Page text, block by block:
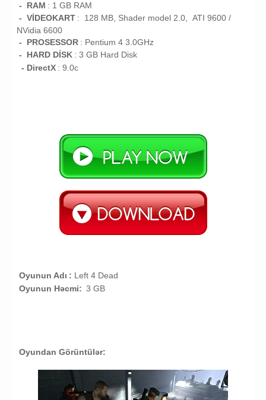
- RAM : 1 GB RAM
- VİDEOKART :
128 MB, Shader model 2.0, ATI 9600 /
NVidia 6600
- PROSESSOR : Pentium 4 3.0GHz
- HARD DİSK : 3 GB Hard Disk
- DirectX : 9.0c
Oyunun Adı : Left 4 Dead
Oyunun Həcmi: 3 GB
Oyundan Görüntülər: